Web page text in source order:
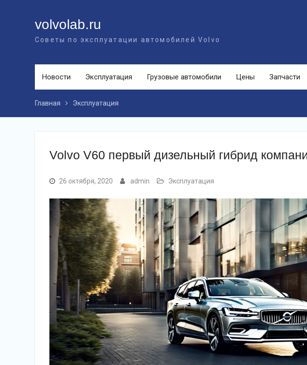
volvolab.ru
Советы по эксплуатации автомобилей Volvo
Новости Эксплуатация Грузовые автомобили Цены Запчасти
Главная Эксплуатация
Volvo V60 первый дизельный гибрид
26 октября, 2020 admin Эксплуатация